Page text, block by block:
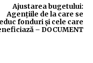
Ajustarea bugetului:
Agențiile de la care se
fonduri și cele care
– DOCUMENT